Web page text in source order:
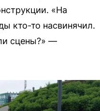
«На
кто-то насвинячил.
сцены?» —